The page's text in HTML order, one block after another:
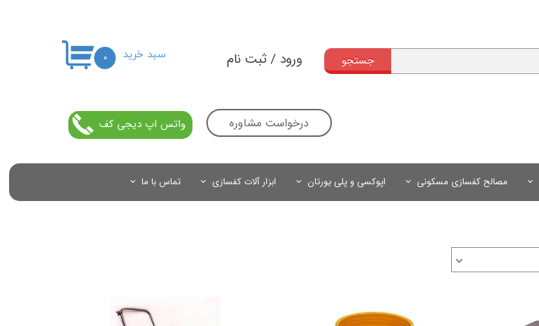
ورود / ثبت نام
تغییر گذر واژه
سفارشات
خروج از حساب کاربری
جستجو
مصالح کفسازی مسکونی اپوکسی و پلی یورتان ابزار آلات کفسازی تماس با ما
۰ سبد خرید
درخواست مشاوره واتس اپ دیجی کف